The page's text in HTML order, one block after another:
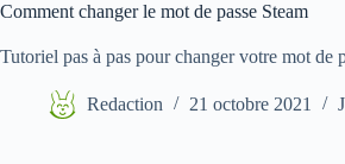
Comment changer le mot de passe Steam
Tutoriel pas à pas pour changer votre mot de
Redaction 21 octobre 2021